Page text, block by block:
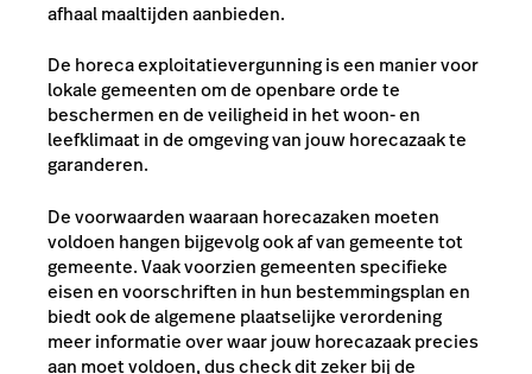
afhaal maaltijden aanbieden.
De horeca exploitatievergunning is een manier voor
lokale gemeenten om de openbare orde te
beschermen en de veiligheid in het woon- en
leefklimaat in de omgeving van jouw horecazaak te
garanderen.
De voorwaarden waaraan horecazaken moeten
voldoen hangen bijgevolg ook af van gemeente tot
gemeente. Vaak voorzien gemeenten specifieke
eisen en voorschriften in hun bestemmingsplan en
biedt ook de algemene plaatselijke verordening
meer informatie over waar jouw horecazaak precies
aan moet voldoen, dus check dit zeker bij de